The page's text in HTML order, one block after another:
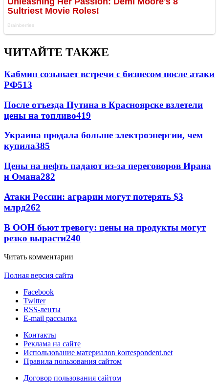
ЧИТАЙТЕ ТАКЖЕ
Кабмин созывает встречи с бизнесом после атаки
РФ513
После отъезда Путина в Красноярске взлетели
цены на топливо419
Украина продала больше электроэнергии, чем
купила385
Цены на нефть падают из-за переговоров Ирана
и Омана282
Атаки России: аграрии могут потерять $3
млрд262
В ООН бьют тревогу: цены на продукты могут
резко вырасти240
Читать комментарии
Полная версия сайта
Facebook
Twitter
RSS-ленты
E-mail рассылка
Контакты
Реклама на сайте
Использование материалов korrespondent.net
Правила пользования сайтом
Договор пользования сайтом